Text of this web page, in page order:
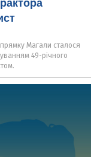
Магали сталося
49-річного